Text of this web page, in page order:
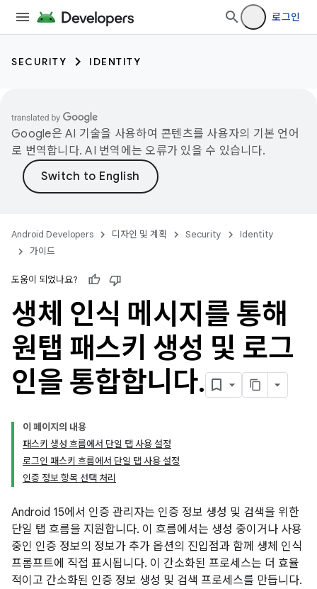
로그인
SECURITY IDENTITY
Google은 AI 기술을 사용하여 콘텐츠를 사용자의 기본 언어
로 번역합니다. AI 번역에는 오류가 있을 수 있습니다.
Android Developers 디자인 및 계획 Security
Identity
가이드
도움이 되었나요?
생체 인식 메시지를 통해
원탭 패스키 생성 및 로그
인을 통합합니다.
이 페이지의 내용
패스키 생성 흐름에서 단일 탭 사용 설정
로그인 패스키 흐름에서 단일 탭 사용 설정
인증 정보 항목 선택 처리
Android 15에서 인증 관리자는 인증 정보 생성 및 검색을 위한
단일 탭 흐름을 지원합니다. 이 흐름에서는 생성 중이거나 사용
중인 인증 정보의 정보가 추가 옵션의 진입점과 함께 생체 인식
프롬프트에 직접 표시됩니다. 이 간소화된 프로세스는 더 효율
적이고 간소화된 인증 정보 생성 및 검색 프로세스를 만듭니다.